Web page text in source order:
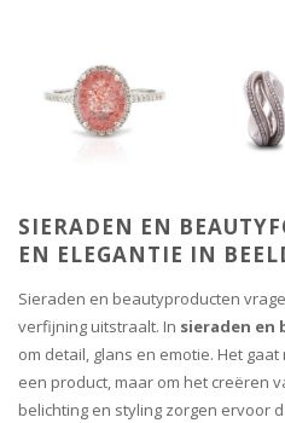
SIERADEN EN
EN ELEGANTIE IN
Sieraden en beautyproducten
verfijning uitstraalt. In sieraden
om detail, glans en emotie. Het
een product, maar om het creëren
belichting en styling zorgen ervoor